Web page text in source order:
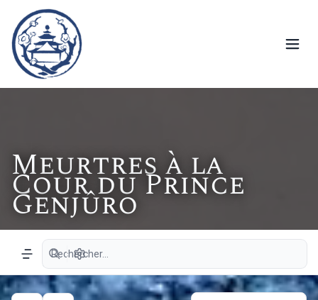
Meurtres à la
Cour du Prince
Genjûro
Navigation menu
Recherche avancée